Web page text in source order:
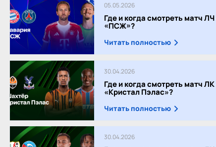
05.05.2026
Где и когда смотреть матч
«ПСЖ»?
Читать полностью
30.04.2026
Где и когда смотреть матч
«Кристал Пэлас»?
Читать полностью
30.04.2026